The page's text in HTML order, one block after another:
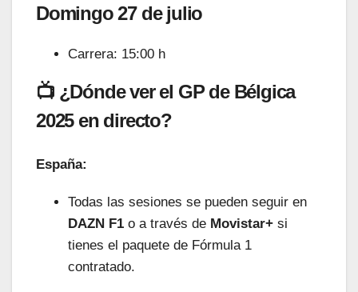
Domingo 27 de julio
Carrera: 15:00 h
📺 ¿Dónde ver el GP de Bélgica
2025 en directo?
España:
Todas las sesiones se pueden seguir en
DAZN F1 o a través de Movistar+ si
tienes el paquete de Fórmula 1
contratado.